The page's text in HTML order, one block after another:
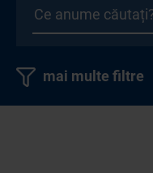
mai multe filtre